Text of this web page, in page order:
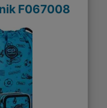
F067008